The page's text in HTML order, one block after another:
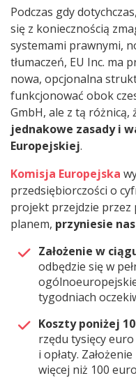
Podczas gdy
się z koniecznością
systemami prawnymi,
tłumaczeń, EU Inc. ma
nowa, opcjonalna
funkcjonować obok
GmbH, ale z tą różnicą,
jednakowe zasady i
Europejskiej.
Komisja Europejska
przedsiębiorczości o
projekt przejdzie przez
planem, przyniesie
Założenie w
odbędzie się w
tygodniach
Koszty poniżej
rzędu tysięcy
i opłaty.
więcej niż 100